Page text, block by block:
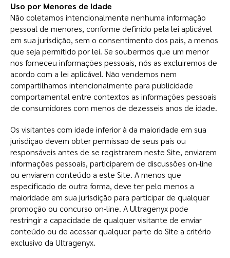
Uso por Menores de Idade
Não coletamos intencionalmente nenhuma informação
pessoal de menores, conforme definido pela lei aplicável
em sua jurisdição, sem o consentimento dos pais, a menos
que seja permitido por lei. Se soubermos que um menor
nos forneceu informações pessoais, nós as excluiremos de
acordo com a lei aplicável. Não vendemos nem
compartilhamos intencionalmente para publicidade
comportamental entre contextos as informações pessoais
de consumidores com menos de dezesseis anos de idade.
Os visitantes com idade inferior à da maioridade em sua
jurisdição devem obter permissão de seus pais ou
responsáveis antes de se registrarem neste Site, enviarem
informações pessoais, participarem de discussões on-line
ou enviarem conteúdo a este Site. A menos que
especificado de outra forma, deve ter pelo menos a
maioridade em sua jurisdição para participar de qualquer
promoção ou concurso on-line. A Ultragenyx pode
restringir a capacidade de qualquer visitante de enviar
conteúdo ou de acessar qualquer parte do Site a critério
exclusivo da Ultragenyx.